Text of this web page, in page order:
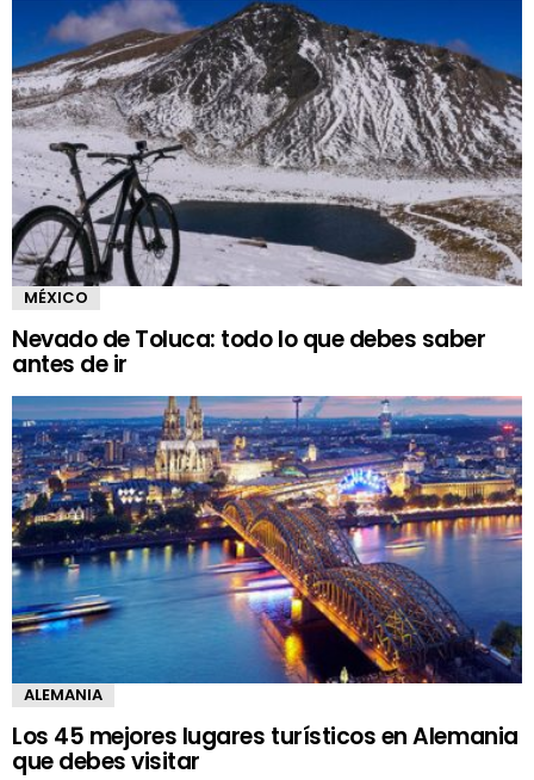
MÉXICO
Nevado de Toluca: todo lo que debes saber
antes de ir
ALEMANIA
Los 45 mejores lugares turísticos en Alemania
que debes visitar